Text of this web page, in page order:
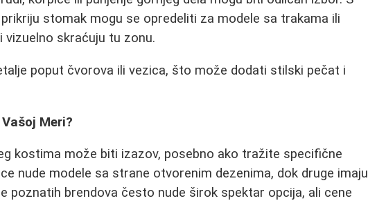
stomak mogu se opredeliti za modele sa trakama ili
skraćuju tu zonu.
poput čvorova ili vezica, što može dodati stilski pečat i
Meri?
kostima može biti izazov, posebno ako tražite specifične
nude modele sa strane otvorenim dezenima, dok druge imaju
poznatih brendova često nude širok spektar opcija, ali cene